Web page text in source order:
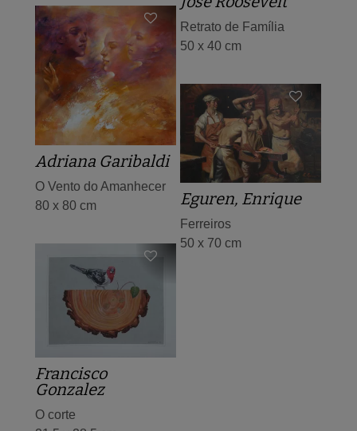
Retrato de Família
50 x 40 cm
Adriana Garibaldi
O Vento do Amanhecer
80 x 80 cm
Eguren, Enrique
Ferreiros
50 x 70 cm
Francisco
Gonzalez
O corte